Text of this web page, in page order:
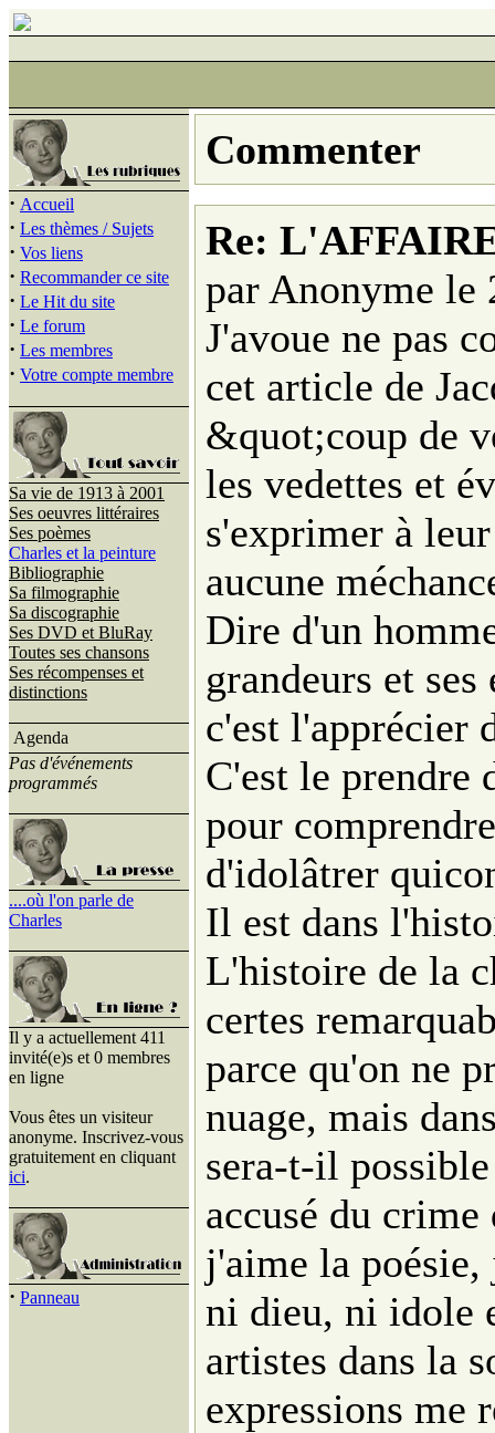
· Accueil
· Les thèmes / Sujets
· Vos liens
· Recommander ce site
· Le Hit du site
· Le forum
· Les membres
· Votre compte membre
Sa vie de 1913 à 2001
Ses oeuvres littéraires
Ses poèmes
Charles et la peinture
Bibliographie
Sa filmographie
Sa discographie
Ses DVD et BluRay
Toutes ses chansons
Ses récompenses et
distinctions
Agenda
Pas d'événements
programmés
....où l'on parle de
Charles
Il y a actuellement 411
invité(e)s et 0 membres
en ligne
Vous êtes un visiteur
anonyme. Inscrivez-vous
gratuitement en cliquant
ici.
· Panneau
Commenter
Re:
par Anonyme le
J'avoue ne pas
cet article de
&quot;coup de
les vedettes et
s'exprimer à
aucune
Dire d'un
grandeurs et
c'est l'apprécier
C'est le prendre
pour
d'idolâtrer
Il est dans
L'histoire de la
certes
parce qu'on ne
nuage, mais
sera-t-il
accusé du crime
j'aime la
ni dieu, ni idole
artistes dans la
expressions me